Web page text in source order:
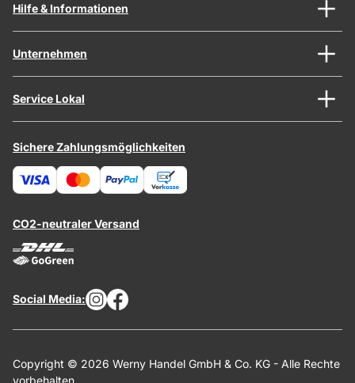
Hilfe & Informationen
Unternehmen
Service Lokal
Sichere Zahlungsmöglichkeiten
CO2-neutraler Versand
Social Media:
Copyright © 2026 Werny Handel GmbH & Co. KG - Alle Rechte
vorbehalten.